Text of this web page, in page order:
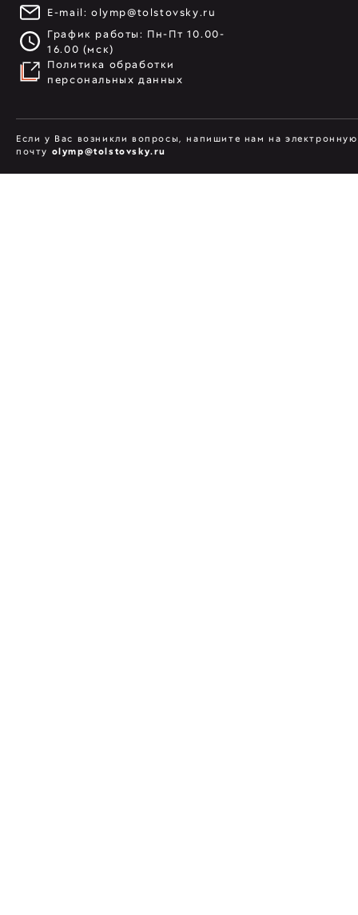
E-mail: olymp@tolstovsky.ru
График работы: Пн-Пт 10.00-
16.00 (мск)
Политика обработки
персональных данных
Если у Вас возникли вопросы, напишите нам на электронную
почту olymp@tolstovsky.ru